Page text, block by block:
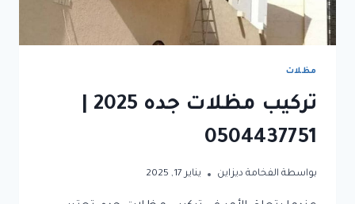
مظلات
0504437751
بواسطة الفخامة ديزاين يناير 17, 2025